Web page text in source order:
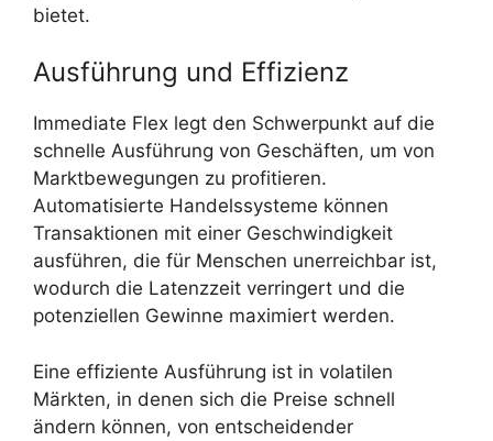
bietet.
Ausführung und Effizienz
Immediate Flex legt den Schwerpunkt auf die
schnelle Ausführung von Geschäften, um von
Marktbewegungen zu profitieren.
Automatisierte Handelssysteme können
Transaktionen mit einer Geschwindigkeit
ausführen, die für Menschen unerreichbar ist,
wodurch die Latenzzeit verringert und die
potenziellen Gewinne maximiert werden.
Eine effiziente Ausführung ist in volatilen
Märkten, in denen sich die Preise schnell
ändern können, von entscheidender